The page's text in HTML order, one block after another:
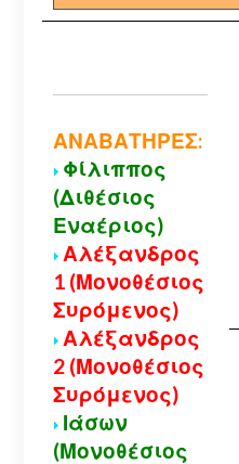
ΑΝΑΒΑΤΗΡΕΣ:
Φίλιππος
(Διθέσιος
Εναέριος)
Αλέξανδρος
1 (Μονοθέσιος
Συρόμενος)
Αλέξανδρος
2 (Μονοθέσιος
Συρόμενος)
Ιάσων
(Μονοθέσιος